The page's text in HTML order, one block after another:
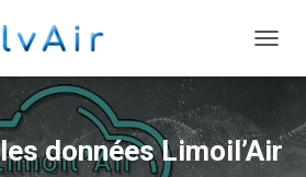
données Limoil’Air